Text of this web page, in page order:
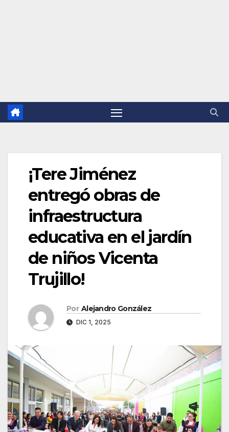
¡Tere Jiménez
entregó obras de
infraestructura
educativa en el jardín
de niños Vicenta
Trujillo!
Por Alejandro González
DIC 1, 2025